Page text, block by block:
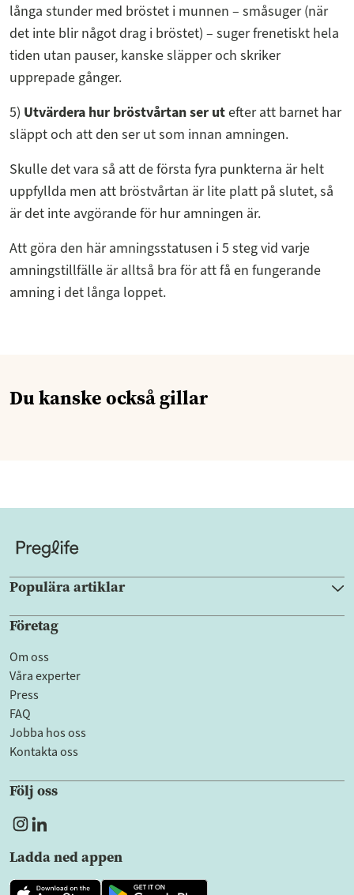
långa stunder med bröstet i munnen – småsuger (när
det inte blir något drag i bröstet) – suger frenetiskt hela
tiden utan pauser, kanske släpper och skriker
upprepade gånger.
5) Utvärdera hur bröstvårtan ser utefter att barnet har
släppt och att den ser ut som innan amningen.
Skulle det vara så att de första fyra punkterna är helt
uppfyllda men att bröstvårtan är lite platt på slutet, så
är det inte avgörande för hur amningen är.
Att göra den här amningsstatusen i 5 steg vid varje
amningstillfälle är alltså bra för att få en fungerande
amning i det långa loppet.
Du kanske också gillar
Populära artiklar
Företag
Om oss
Våra experter
Press
FAQ
Jobba hos oss
Kontakta oss
Följ oss
Ladda ned appen